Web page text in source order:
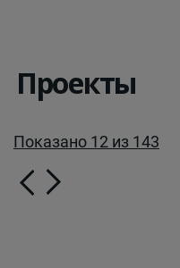
Проекты
Показано 12 из 143